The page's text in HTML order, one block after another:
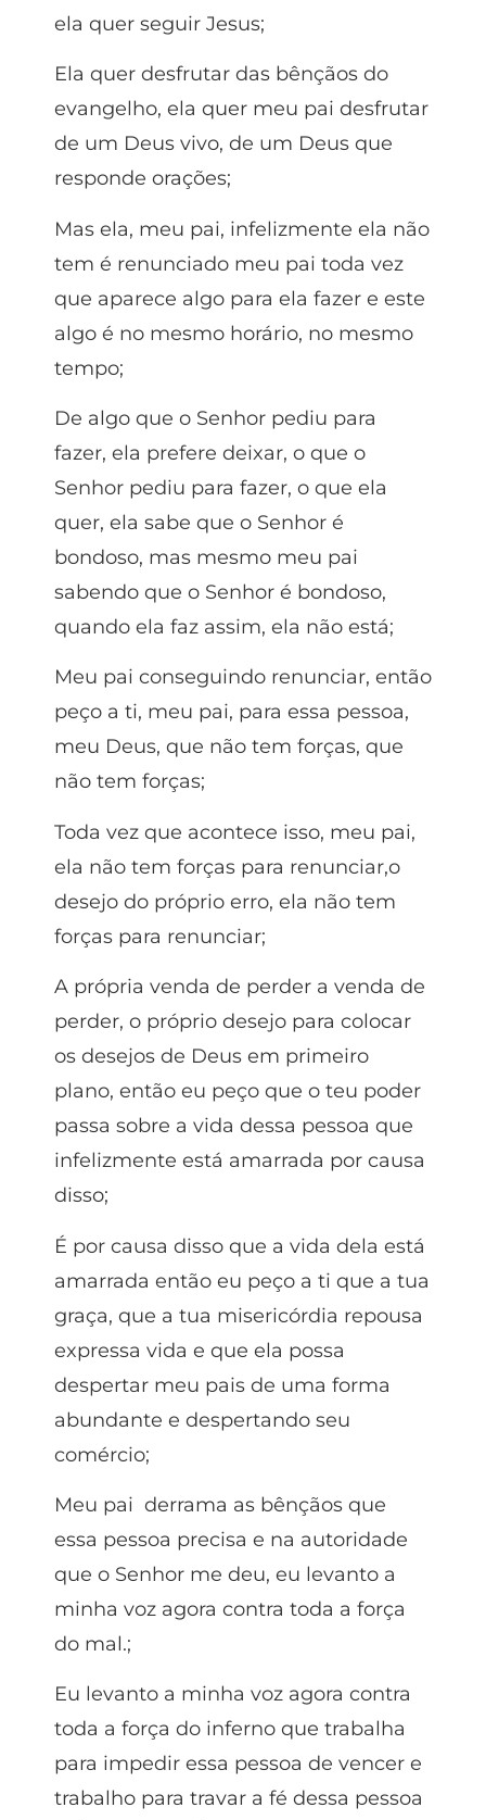
ela quer seguir Jesus;
Ela quer desfrutar das bênçãos do
evangelho, ela quer meu pai desfrutar
de um Deus vivo, de um Deus que
responde orações;
Mas ela, meu pai, infelizmente ela não
tem é renunciado meu pai toda vez
que aparece algo para ela fazer e este
algo é no mesmo horário, no mesmo
tempo;
De algo que o Senhor pediu para
fazer, ela prefere deixar, o que o
Senhor pediu para fazer, o que ela
quer, ela sabe que o Senhor é
bondoso, mas mesmo meu pai
sabendo que o Senhor é bondoso,
quando ela faz assim, ela não está;
Meu pai conseguindo renunciar, então
peço a ti, meu pai, para essa pessoa,
meu Deus, que não tem forças, que
não tem forças;
Toda vez que acontece isso, meu pai,
ela não tem forças para renunciar,o
desejo do próprio erro, ela não tem
forças para renunciar;
A própria venda de perder a venda de
perder, o próprio desejo para colocar
os desejos de Deus em primeiro
plano, então eu peço que o teu poder
passa sobre a vida dessa pessoa que
infelizmente está amarrada por causa
disso;
É por causa disso que a vida dela está
amarrada então eu peço a ti que a tua
graça, que a tua misericórdia repousa
expressa vida e que ela possa
despertar meu pais de uma forma
abundante e despertando seu
comércio;
Meu pai derrama as bênçãos que
essa pessoa precisa e na autoridade
que o Senhor me deu, eu levanto a
minha voz agora contra toda a força
do mal.;
Eu levanto a minha voz agora contra
toda a força do inferno que trabalha
para impedir essa pessoa de vencer e
trabalho para travar a fé dessa pessoa